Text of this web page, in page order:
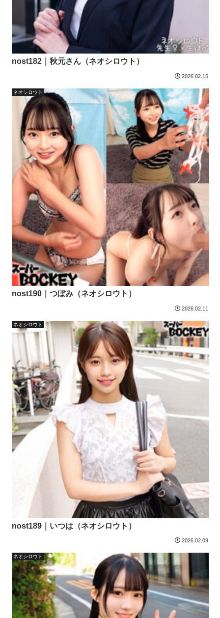
nost182｜秋元さん（ネオシロウト）
2026.02.15
ネオシロウト
nost190｜つぼみ（ネオシロウト）
2026.02.11
ネオシロウト
nost189｜いつは（ネオシロウト）
2026.02.09
ネオシロウト